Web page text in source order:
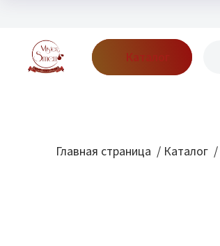
Каталог
Главная страница / Каталог /